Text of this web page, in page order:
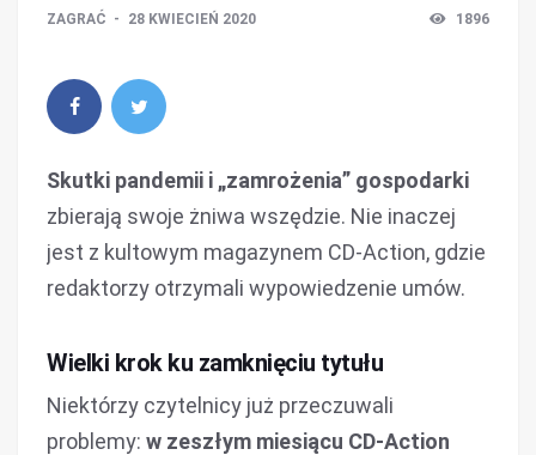
ZAGRAĆ 28 KWIECIEŃ 2020 1896
Skutki pandemii i „zamrożenia” gospodarki
zbierają swoje żniwa wszędzie. Nie inaczej
jest z kultowym magazynem CD-Action, gdzie
redaktorzy otrzymali wypowiedzenie umów.
Wielki krok ku zamknięciu tytułu
Niektórzy czytelnicy już przeczuwali
problemy: w zeszłym miesiącu CD-Action